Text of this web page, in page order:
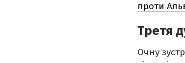
проти
Третя
Очну